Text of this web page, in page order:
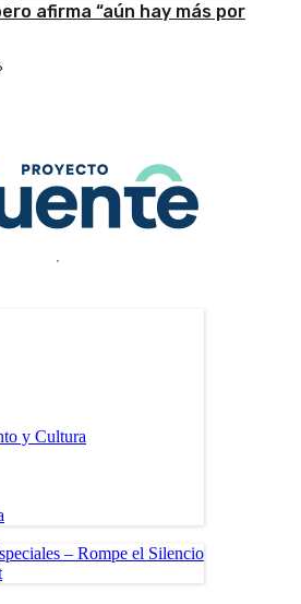
afirma “aún hay más por
.
y Cultura
– Rompe el Silencio